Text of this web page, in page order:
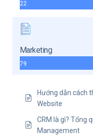
22
Marketing
79
Hướng dẫn cách
Website
CRM là gì? Tổng
Management